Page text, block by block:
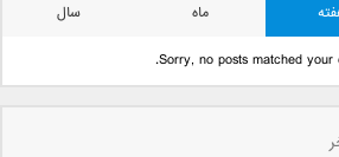
ماه
سال
Sorry, no posts matched your